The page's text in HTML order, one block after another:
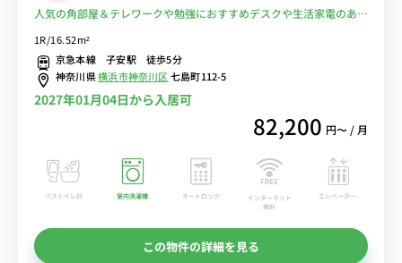
人気の角部屋＆テレワークや勉強におすすめデスクや生活家電のある
レクトアクセス■選べるWi-Fi格安レンタル中！
1R/16.52m²
京急本線 子安駅 徒歩5分
神奈川県横浜市神奈川区七島町112-5
2027年01月04日から入居可
82,200 円〜 / 月
バストイレ別 室内洗濯機 オートロック
インターネット
無料
エレベーター
この物件の詳細を見る